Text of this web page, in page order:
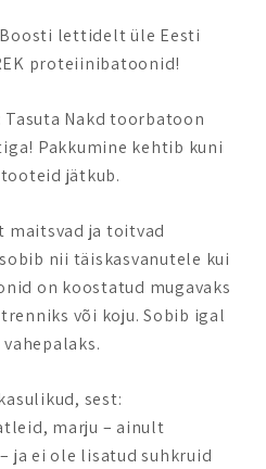
lettidelt üle Eesti
proteiinibatoonid!
: Tasuta Nakd toorbatoon
Pakkumine kehtib kuni
jätkub.
ja toitvad
nii täiskasvanutele kui
on koostatud mugavaks
või koju. Sobib igal
sest:
marju – ainult
ja ei ole lisatud suhkruid